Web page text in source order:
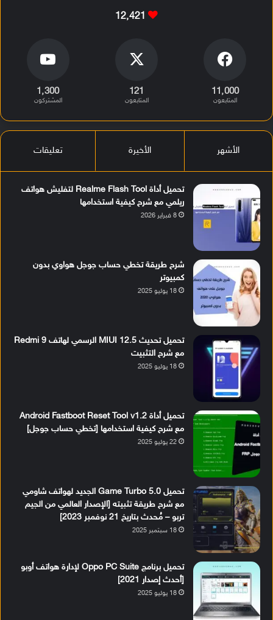
12٬421
11٬000
المتابعون
121
المتابعون
1٬300
المشتركون
الأشهر الأخيرة تعليقات
تحميل أداة Realme Flash Tool لتفليش هواتف
ريلمي مع شرح كيفية استخدامها
8 فبراير 2026
شرح طريقة تخطي حساب جوجل هواوي بدون
كمبيوتر
18 يوليو 2025
تحميل تحديث MIUI 12.5 الرسمي لهاتف Redmi 9
مع شرح التثبيت
18 يوليو 2025
تحميل أداة Android Fastboot Reset Tool v1.2
مع شرح كيفية استخدامها [تخطي حساب جوجل]
22 يوليو 2025
تحميل Game Turbo 5.0 الجديد لهواتف شاومي
مع شرح طريقة تثبيته [الإصدار العالمي من الجيم
تربو – مُحدث بتاريخ 21 نوفمبر 2023]
18 سبتمبر 2025
تحميل برنامج Oppo PC Suite لإدارة هواتف أوبو
[أحدث إصدار 2021]
18 يوليو 2025